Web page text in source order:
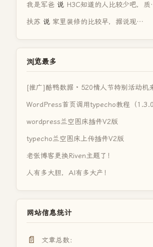
我是军爸 说 H3C知道的人比较少吧，
扶苏 说 家里装修的比较早，据说现…
浏览最多
[推广]酷鸭数据 · 520情人节特别活动机
WordPress首页调用typecho教程（1.3.0
wordpress兰空图床插件V2版
typecho兰空图床上传插件V2版
老张博客更换Riven主题了！
人有多大胆，AI有多大产！
网站信息统计
📄 文章总数：